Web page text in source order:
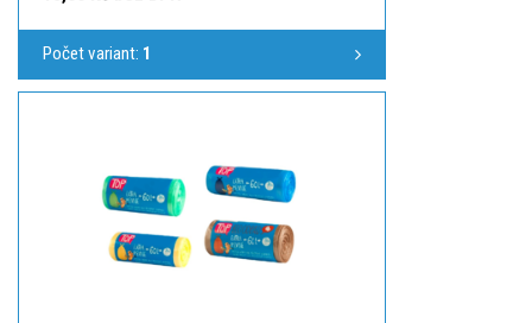
Počet variant: 1